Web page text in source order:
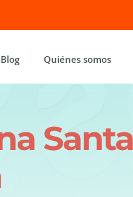
Blog Quiénes somos